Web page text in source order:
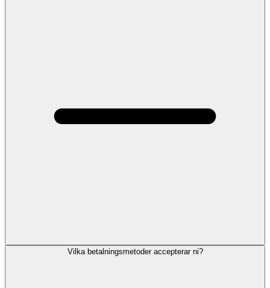
Vilka betalningsmetoder accepterar ni?